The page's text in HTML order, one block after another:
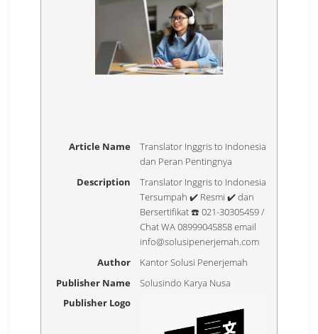
Article Name
Translator Inggris to Indonesia
dan Peran Pentingnya
Description
Translator Inggris to Indonesia
Tersumpah ✔️ Resmi ✔️ dan
Bersertifikat ☎️ 021-30305459 /
Chat WA 08999045858 email
info@solusipenerjemah.com
Author
Kantor Solusi Penerjemah
Publisher Name
Solusindo Karya Nusa
Publisher Logo